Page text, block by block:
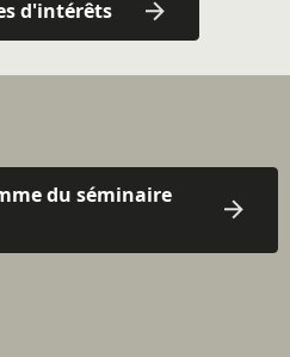
d'intérêts
du séminaire